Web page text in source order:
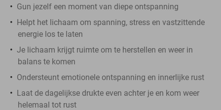
Gun jezelf een moment van diepe ontspanning
Helpt het lichaam om spanning, stress en vastzittende
energie los te laten
Je lichaam krijgt ruimte om te herstellen en weer in
balans te komen
Ondersteunt emotionele ontspanning en innerlijke rust
Laat de dagelijkse drukte even achter je en kom weer
helemaal tot rust